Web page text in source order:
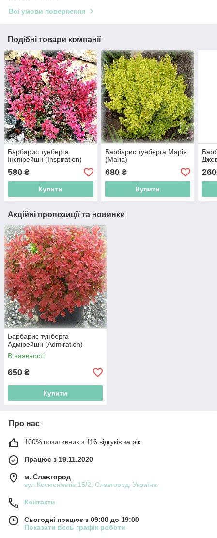
Всі умови повернення
Подібні товари компанії
Барбарис тунберга
Інспірейшн (Inspiration)
580 ₴
Купити
Барбарис тунберга Марія
(Maria)
680₴
Купити
260
Акційні пропозиції та новинки
Барбарис тунберга
Адмірейшн (Admiration)
В наявності
650 ₴
Купити
Про нас
100% позитивних з 116 відгуків за рік
Працює з 19.11.2020
м. Славгород
вул.Космонавтів,15/2, Славгород, Україна
Контакти
Сьогодні працює з 09:00 до 19:00
Показати весь графік роботи